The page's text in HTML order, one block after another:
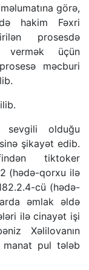
görə,
hakim Fəxri
prosesdə
vermək üçün
məcburi
sevgili olduğu
şikayət edib.
tiktoker
(hədə-qorxu ilə
cü (hədə-
əmlak əldə
ilə cinayət işi
Xəlilovanın
pul tələb